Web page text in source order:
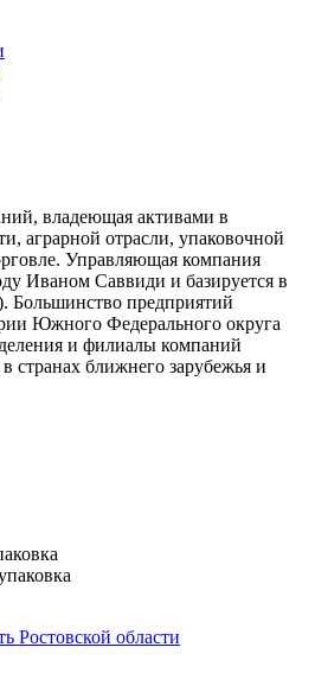
владеющая активами в
аграрной отрасли, упаковочной
Управляющая компания
Иваном Саввиди и базируется в
Большинство предприятий
Южного Федерального округа
и филиалы компаний
странах ближнего зарубежья и
Ростовской области